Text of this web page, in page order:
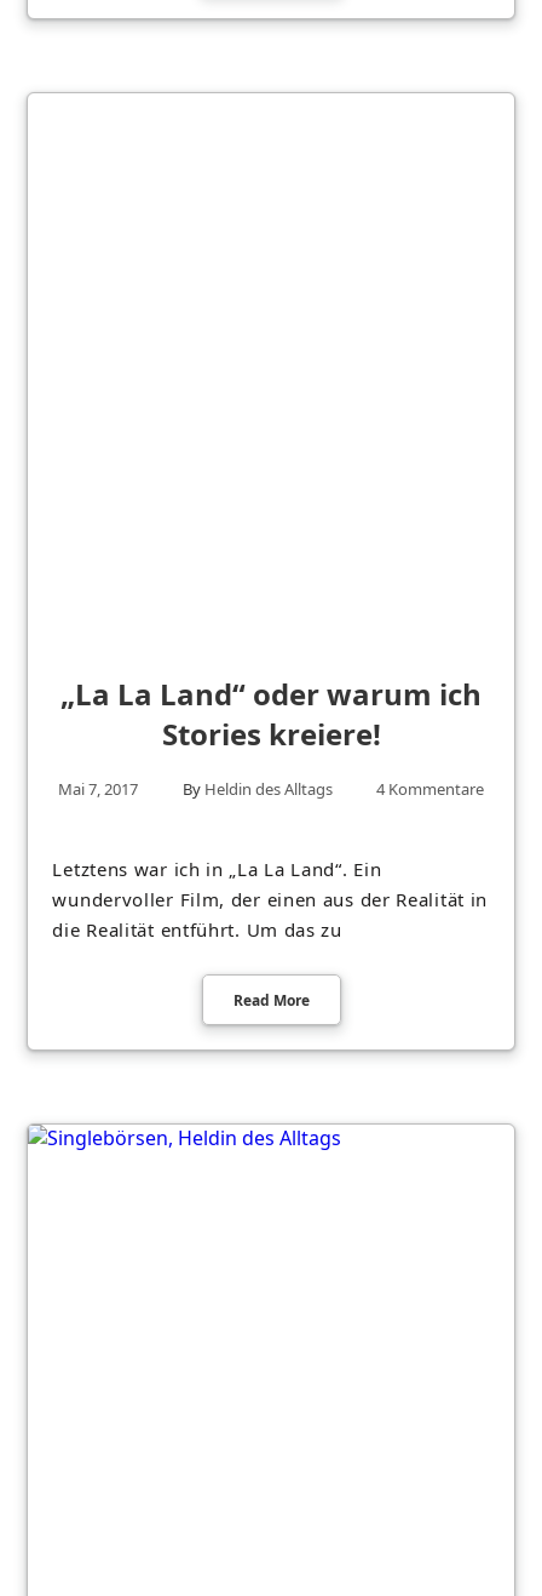
„La La Land“ oder warum ich
Stories kreiere!
Mai 7, 2017 By Heldin des Alltags 4 Kommentare
Letztens war ich in „La La Land“. Ein
wundervoller Film, der einen aus der Realität in
die Realität entführt. Um das zu
Read More